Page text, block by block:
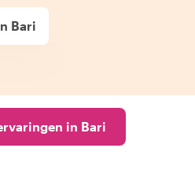
Bari
in Bari